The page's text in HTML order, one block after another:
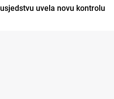
uvela novu kontrolu